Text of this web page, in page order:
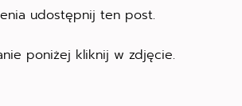
udostępnij ten post.
poniżej kliknij w zdjęcie.